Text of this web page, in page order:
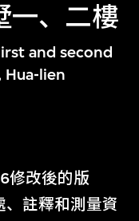
一、二樓
and second
Hua-lien
修改後的版
註釋和測量資